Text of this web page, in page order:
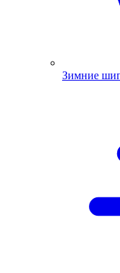
Зимние